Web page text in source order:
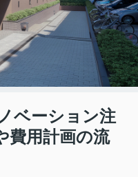
ベーション注
費用計画の流